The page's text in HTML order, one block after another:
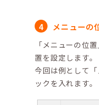
メニューの
「メニューの位
置を設定します。
今回は例として
ックを入れます。